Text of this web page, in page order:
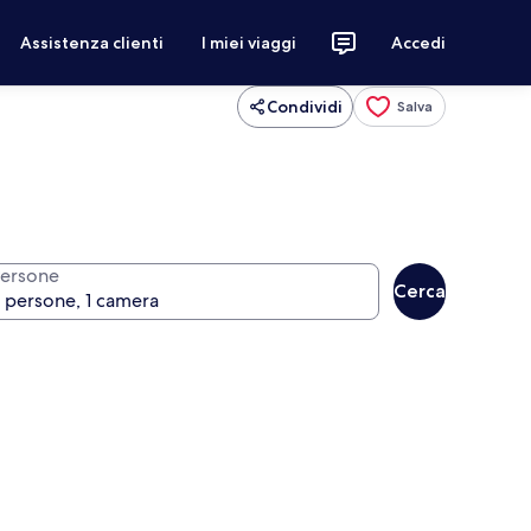
Assistenza clienti I miei viaggi Accedi
Condividi Salva
Cerca